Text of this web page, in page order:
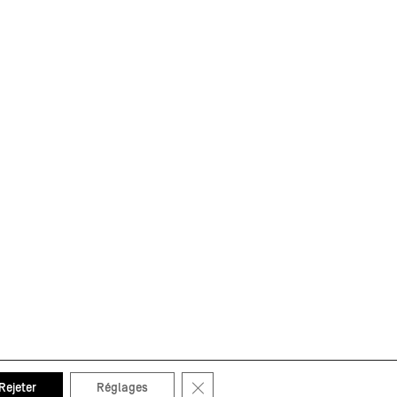
Rejeter Réglages Fermer la bannière des cookies